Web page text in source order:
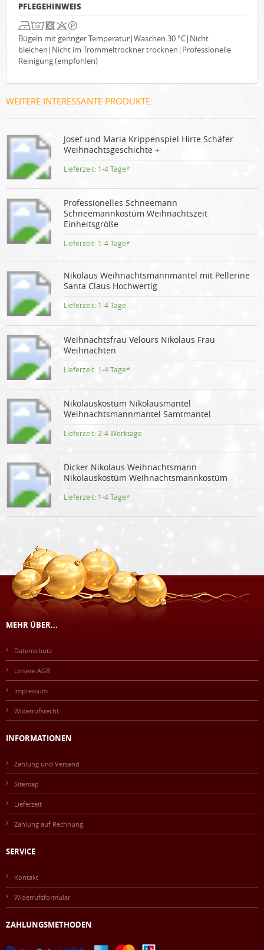
PFLEGEHINWEIS
Bügeln mit geringer Temperatur|Waschen 30 °C|Nicht
bleichen|Nicht im Trommeltrockner trocknen|Professionelle
Reinigung (empfohlen)
WEITERE INTERESSANTE PRODUKTE:
Josef und Maria Krippenspiel Hirte Schäfer
Weihnachtsgeschichte +
Lieferzeit: 1-4 Tage*
Professionelles Schneemann
Schneemannkostüm Weihnachtszeit
Einheitsgröße
Lieferzeit: 1-4 Tage*
Nikolaus Weihnachtsmannmantel mit Pellerine
Santa Claus Hochwertig
Lieferzeit: 1-4 Tage
Weihnachtsfrau Velours Nikolaus Frau
Weihnachten
Lieferzeit: 1-4 Tage*
Nikolauskostüm Nikolausmantel
Weihnachtsmannmantel Samtmantel
Lieferzeit: 2-4 Werktage
Dicker Nikolaus Weihnachtsmann
Nikolauskostüm Weihnachtsmannkostüm
Lieferzeit: 1-4 Tage*
MEHR ÜBER...
Datenschutz
Unsere AGB
Impressum
Widerrufsrecht
INFORMATIONEN
Zahlung und Versand
Sitemap
Lieferzeit
Zahlung auf Rechnung
SERVICE
Kontakt
Widerrufsformular
ZAHLUNGSMETHODEN